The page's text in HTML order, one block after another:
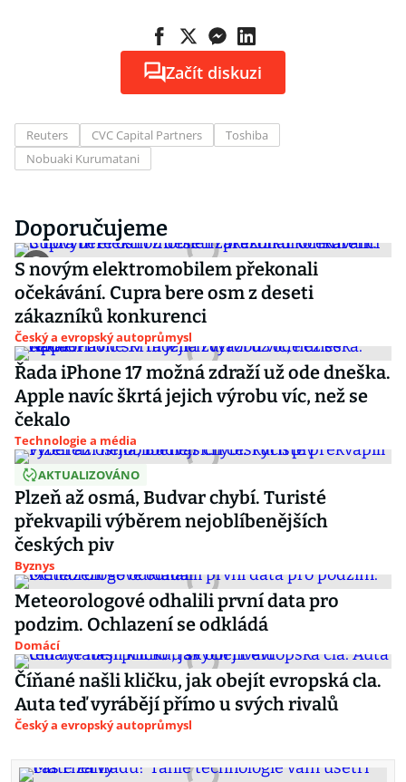
Začít diskuzi
Reuters CVC Capital Partners
Toshiba
Nobuaki Kurumatani
Doporučujeme
S novým elektromobilem překonali
očekávání. Cupra bere osm z deseti
zákazníků konkurenci
Český a evropský autoprůmysl
Řada iPhone 17 možná zdraží už ode dneška.
Apple navíc škrtá jejich výrobu víc, než se
čekalo
Technologie a média
AKTUALIZOVÁNO
Plzeň až osmá, Budvar chybí. Turisté
překvapili výběrem nejoblíbenějších
českých piv
Byznys
Meteorologové odhalili první data pro
podzim. Ochlazení se odkládá
Domácí
Číňané našli kličku, jak obejít evropská cla.
Auta teď vyrábějí přímo u svých rivalů
Český a evropský autoprůmysl